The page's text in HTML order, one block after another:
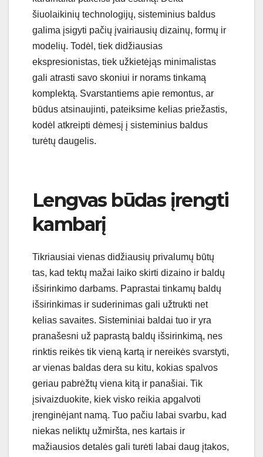
šiuolaikinių technologijų, sisteminius baldus
galima įsigyti pačių įvairiausių dizainų, formų ir
modelių. Todėl, tiek didžiausias
ekspresionistas, tiek užkietėjąs minimalistas
gali atrasti savo skoniui ir norams tinkamą
komplektą. Svarstantiems apie remontus, ar
būdus atsinaujinti, pateiksime kelias priežastis,
kodėl atkreipti dėmesį į sisteminius baldus
turėtų daugelis.
Lengvas būdas įrengti
kambarį
Tikriausiai vienas didžiausių privalumų būtų
tas, kad tektų mažai laiko skirti dizaino ir baldų
išsirinkimo darbams. Paprastai tinkamų baldų
išsirinkimas ir suderinimas gali užtrukti net
kelias savaites. Sisteminiai baldai tuo ir yra
pranašesni už paprastą baldų išsirinkimą, nes
rinktis reikės tik vieną kartą ir nereikės svarstyti,
ar vienas baldas dera su kitu, kokias spalvos
geriau pabrėžtų viena kitą ir panašiai. Tik
įsivaizduokite, kiek visko reikia apgalvoti
įrenginėjant namą. Tuo pačiu labai svarbu, kad
niekas neliktų užmiršta, nes kartais ir
mažiausios detalės gali turėti labai daug įtakos,